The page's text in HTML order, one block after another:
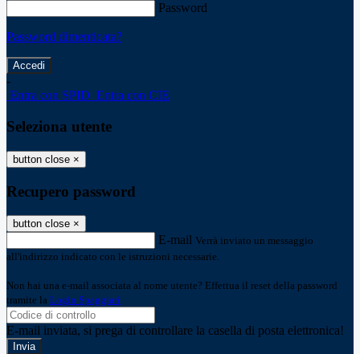
Password
Password dimenticata?
-
Entra con SPID Entra con CIE
Seleziona utente
button close ×
Recupero password
button close ×
E-mail Verrà inviato un messaggio
all'indirizzo indicato con le istruzioni necessarie.
Non hai una e-mail associata al nome utente? Effettua il reset della password
tramite la Login Spaggiari
E-mail inviata, si prega di controllare la casella di posta elettronica!